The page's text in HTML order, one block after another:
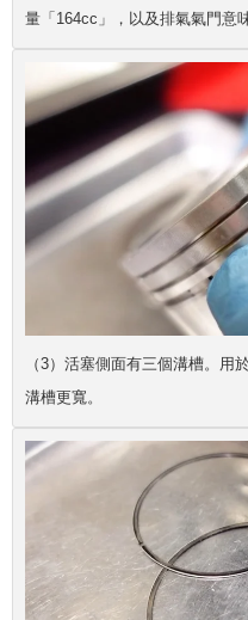
量「164cc」，以及排氣氣門意
（3）活塞側面有三個溝槽。用
溝槽更寬。